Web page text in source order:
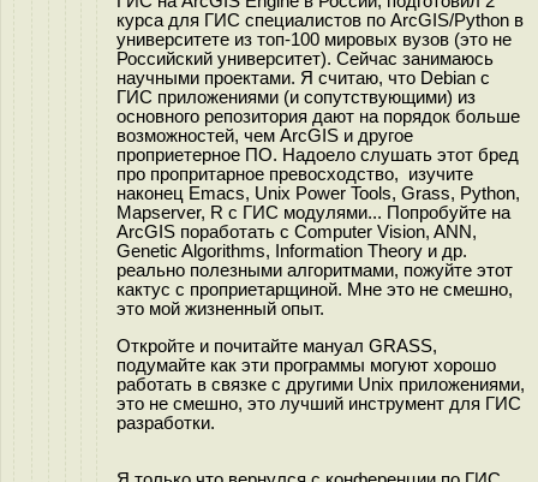
курса для ГИС специалистов по ArcGIS/Python в
университете из топ-100 мировых вузов (это не
Российский университет). Сейчас занимаюсь
научными проектами. Я считаю, что Debian с
ГИС приложениями (и сопутствующими) из
основного репозитория дают на порядок больше
возможностей, чем ArcGIS и другое
проприетерное ПО. Надоело слушать этот бред
про пропритарное превосходство, изучите
наконец Emacs, Unix Power Tools, Grass, Python,
Mapserver, R с ГИС модулями... Попробуйте на
ArcGIS поработать с Computer Vision, ANN,
Genetic Algorithms, Information Theory и др.
реально полезными алгоритмами, пожуйте этот
кактус с проприетарщиной. Мне это не смешно,
это мой жизненный опыт.
Откройте и почитайте мануал GRASS,
подумайте как эти программы могуют хорошо
работать в связке с другими Unix приложениями,
это не смешно, это лучший инструмент для ГИС
разработки.